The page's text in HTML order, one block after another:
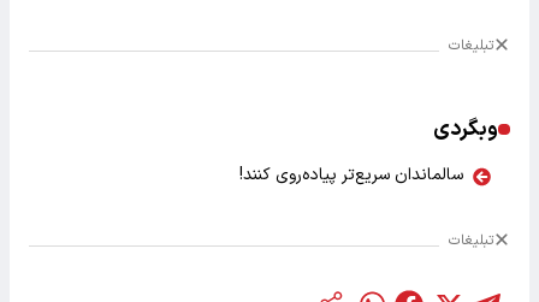
تبلیغات
وبگردی
سالماندان سریع‌تر پیاده‌روی کنند!
تبلیغات